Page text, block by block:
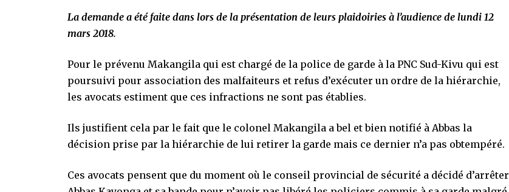
La demande a été faite dans lors de la présentation de leurs plaidoiries à l’audience de lundi 12
mars 2018.
Pour le prévenu Makangila qui est chargé de la police de garde à la PNC Sud-Kivu qui est
poursuivi pour association des malfaiteurs et refus d’exécuter un ordre de la hiérarchie,
les avocats estiment que ces infractions ne sont pas établies.
Ils justifient cela par le fait que le colonel Makangila a bel et bien notifié à Abbas la
décision prise par la hiérarchie de lui retirer la garde mais ce dernier n’a pas obtempéré.
Ces avocats pensent que du moment où le conseil provincial de sécurité a décidé d’arrêter